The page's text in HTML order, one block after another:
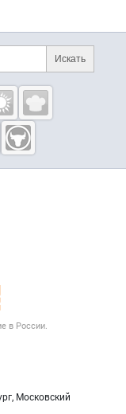
по сайту и
Искать
в России.
Московский
данных